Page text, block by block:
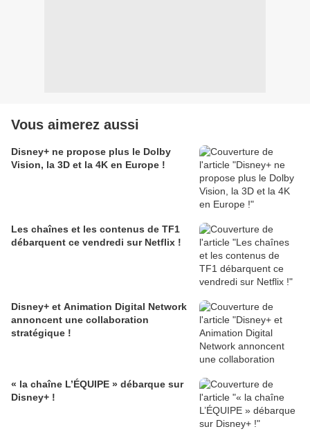
Vous aimerez aussi
Disney+ ne propose plus le Dolby
Vision, la 3D et la 4K en Europe !
Les chaînes et les contenus de TF1
débarquent ce vendredi sur Netflix !
Disney+ et Animation Digital Network
annoncent une collaboration
stratégique !
« la chaîne L’ÉQUIPE » débarque sur
Disney+ !